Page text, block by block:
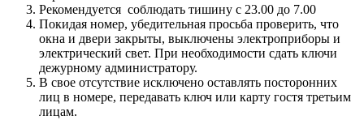
Рекомендуется соблюдать тишину с 23.00 до 7.00
Покидая номер, убедительная просьба проверить, что
окна и двери закрыты, выключены электроприборы и
электрический свет. При необходимости сдать ключи
дежурному администратору.
В свое отсутствие исключено оставлять посторонних
лиц в номере, передавать ключ или карту гостя третьим
лицам.